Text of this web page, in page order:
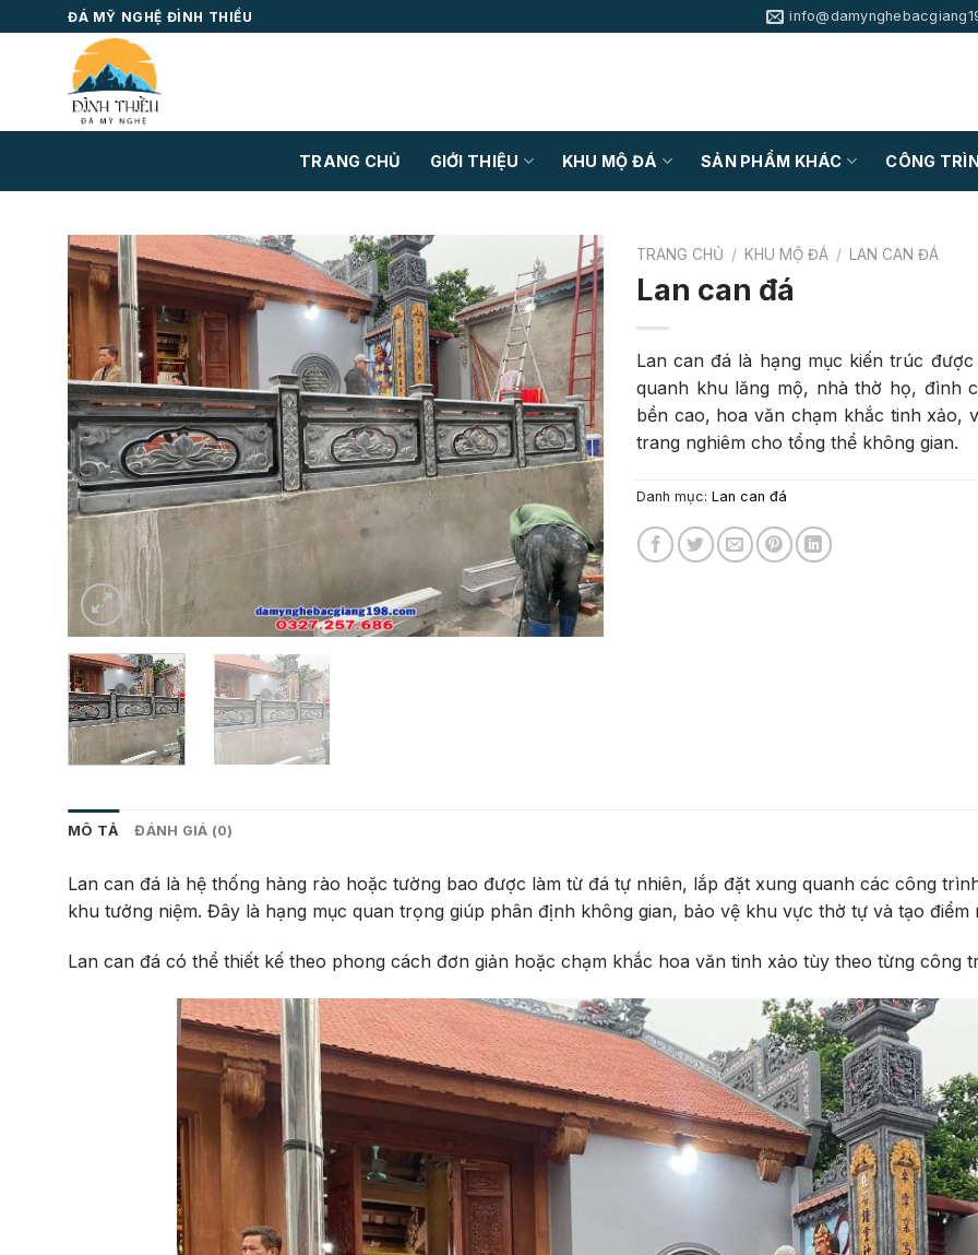
to
ĐÁ MỸ NGHỆ ĐÌNH THIỀU
TRANG CHỦ GIỚI THIỆU KHU MỘ ĐÁ SẢN PHẨM KHÁC CÔNG
TRANG CHỦ / KHU MỘ ĐÁ / LAN CAN ĐÁ
Lan can đá
Lan can đá là hạng mục kiến trúc
quanh khu lăng mộ, nhà thờ họ, đình
bền cao, hoa văn chạm khắc tinh xảo,
trang nghiêm cho tổng thể không gian.
Danh mục: Lan can đá
MÔ TẢ ĐÁNH GIÁ (0)
Lan can đá là hệ thống hàng rào hoặc tường bao được làm từ đá tự nhiên, lắp đặt xung quanh các công
khu tưởng niệm. Đây là hạng mục quan trọng giúp phân định không gian, bảo vệ khu vực thờ tự và tạo
Lan can đá có thể thiết kế theo phong cách đơn giản hoặc chạm khắc hoa văn tinh xảo tùy theo từng công